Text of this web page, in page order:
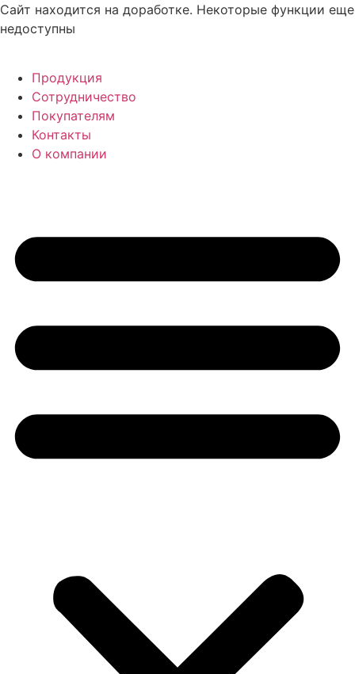
Перейти
к
Сайт находится на доработке. Некоторые функции еще
недоступны
Продукция
Сотрудничество
Покупателям
Контакты
О компании